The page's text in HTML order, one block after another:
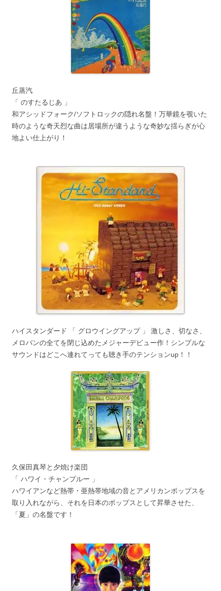
丘蒸汽
「 のすたるじあ 」
和アシッドフォーク/ソフトロックの隠れ名盤！万華鏡を覗いた
時のような奇天烈な曲は居場所が違うような奇妙な揺らぎが心
地よい仕上がり！
ハイスタンダード 「 グロウイングアップ 」 激しさ、切なさ、
メロパンの全てを閉じ込めたメジャーデビュー作！シンプルな
サウンドはどこへ連れてっても聴き手のテンションup！！
久保田真琴と夕焼け楽団
「 ハワイ・チャンプルー 」
ハワイアンなど熱帯・亜熱帯地域の音とアメリカンポップスを
取り入れながら、それを日本のポップスとして昇華させた、
「夏」の名盤です！